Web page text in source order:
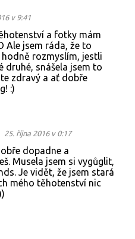
v 9:41
a fotky mám
Ale jsem ráda, že to
hodně rozmyslím, jestli
druhé, snášela jsem to
zdravý a ať dobře
:)
25. října 2016 v 0:17
dopadne a
Musela jsem si vygůglit,
Je vidět, že jsem stará
mého těhotenství nic